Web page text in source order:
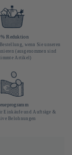
Reduktion
wenn Sie unseren
(ausgenommen sind
Artikel)
Einkäufe und Aufträge &
Belohnungen